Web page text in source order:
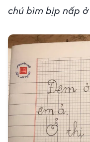
chú bìm bịp nấp